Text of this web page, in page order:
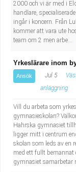
2000 och vi är med i
handlare,
ingår i koncern. Från
kommer att vara ute
team om 2 men arbe...
Yrkeslärare inom
Ansök Jul 5
anläggning
Vill du arbeta som
gymnasieskolan?
Hahrska gymnasiet
ligger mitt i centrum
skolan som leds av en
med ett fullt bemannat
gymnasiet samarbetar